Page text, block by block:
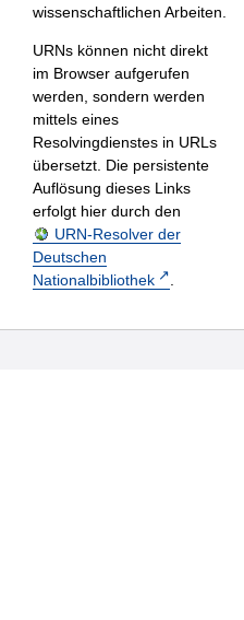
wissenschaftlichen Arbeiten.
URNs können nicht direkt
im Browser aufgerufen
werden, sondern werden
mittels eines
Resolvingdienstes in URLs
übersetzt. Die persistente
Auflösung dieses Links
erfolgt hier durch den
URN-Resolver der
Deutschen
Nationalbibliothek
.